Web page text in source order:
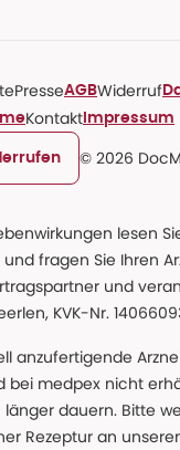
PresseAGBWiderruf
Kontakt Impressum
© 2026
lesen
fragen Sie Ihren
und
KVK-Nr.
anzufertigende
bei medpex nicht
dauern. Bitte
Rezeptur an